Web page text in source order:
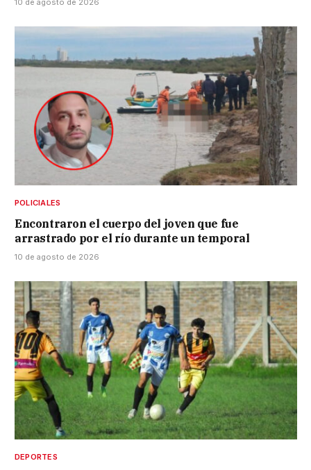
POLICIALES
Encontraron el cuerpo del joven que fue
arrastrado por el río durante un temporal
10 de agosto de 2026
DEPORTES